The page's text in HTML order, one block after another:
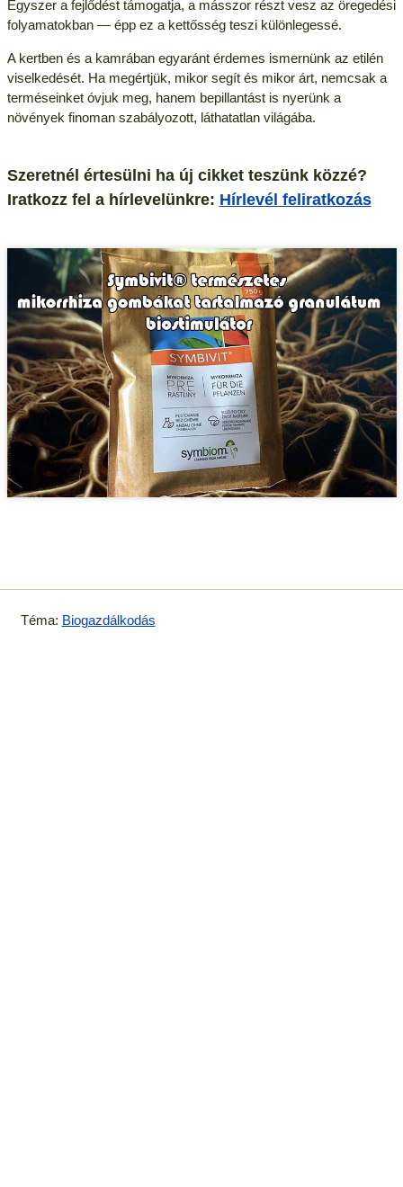
Egyszer a fejlődést támogatja, a másszor részt vesz az öregedési
folyamatokban — épp ez a kettősség teszi különlegessé.
A kertben és a kamrában egyaránt érdemes ismernünk az etilén
viselkedését. Ha megértjük, mikor segít és mikor árt, nemcsak a
terméseinket óvjuk meg, hanem bepillantást is nyerünk a
növények finoman szabályozott, láthatatlan világába.
Szeretnél értesülni ha új cikket teszünk közzé?
Iratkozz fel a hírlevelünkre: Hírlevél feliratkozás
Téma: Biogazdálkodás